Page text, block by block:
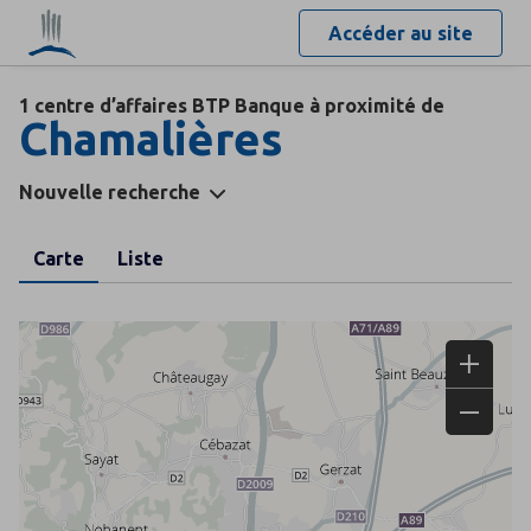
Accéder au site
1 centre d’affaires BTP Banque à proximité de
Chamalières
Nouvelle recherche
Carte Liste